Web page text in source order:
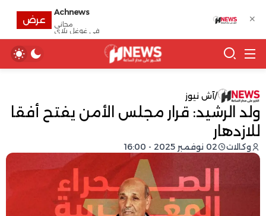
/آش نيوز
ولد الرشيد: قرار مجلس الأمن يفتح أفقا
للازدهار
وكالات 02 نوفمبر 2025 - 16:00
✕
Achnews
مجانى
في غوغل بلاي
عرض